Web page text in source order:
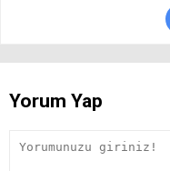
Yorum Yap